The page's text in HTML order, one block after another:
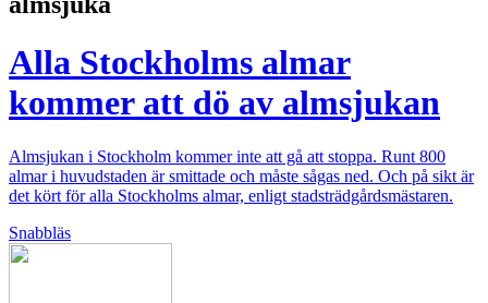
Alla Stockholms almar
kommer att dö av almsjukan
Almsjukan i Stockholm kommer inte att gå att stoppa. Runt 800
almar i huvudstaden är smittade och måste sågas ned. Och på sikt är
det kört för alla Stockholms almar, enligt stadsträdgårdsmästaren.
Snabbläs